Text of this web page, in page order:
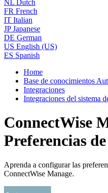
NL Dutch
FR French
IT Italian
JP Japanese
DE German
US English (US)
ES Spanish
Home
Base de conocimientos
Integraciones
Integraciones del sistema
ConnectWise
Preferencias
Aprenda a configurar las
ConnectWise Manage.